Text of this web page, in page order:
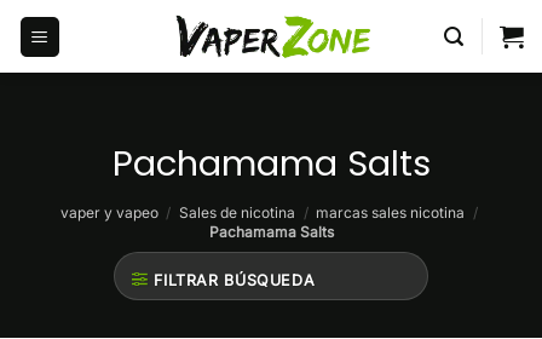
Saltar
contenido
Pachamama Salts
vaper y vapeo / Sales de nicotina / marcas sales nicotina /
Pachamama Salts
FILTRAR BÚSQUEDA